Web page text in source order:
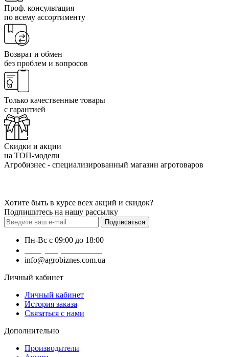
Проф. консультация
по всему ассортименту
Возврат и обмен
без проблем и вопросов
Только качественные товары
с гарантией
Скидки и акции
на ТОП-модели
Агробизнес - специализированный магазин агротоваров
Хотите быть в курсе всех акций и скидок?
Подпишитесь на нашу рассылку
Подписаться
Пн-Вс с 09:00 до 18:00
info@agrobiznes.com.ua
Личный кабинет
Личный кабинет
История заказа
Связаться с нами
Дополнительно
Производители